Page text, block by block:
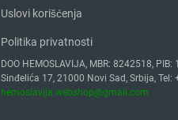
Uslovi korišćenja
Politika privatnosti
DOO HEMOSLAVIJA, MBR: 8242518,
Sinđelića 17, 21000 Novi Sad, Srbija, Tel:
hemoslavija.webshop@gmail.com